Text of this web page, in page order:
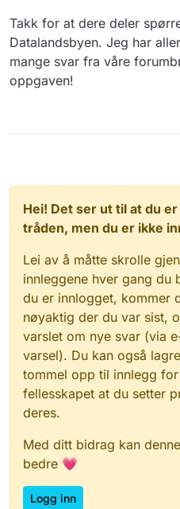
Takk for at dere deler
Datalandsbyen. Jeg har
mange svar fra våre
oppgaven!
Hei! Det ser ut til at du
tråden, men du er ikke
Lei av å måtte skrolle
innleggene hver gang du
du er innlogget, kommer
nøyaktig der du var sist,
varslet om nye svar (via
varsel). Du kan også
tommel opp til innlegg
fellesskapet at du setter
deres.
Med ditt bidrag kan
bedre 💗
Logg inn